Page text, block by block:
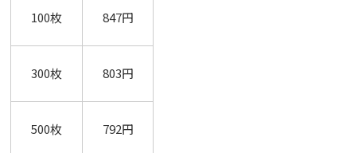
100枚 847円
300枚 803円
500枚 792円